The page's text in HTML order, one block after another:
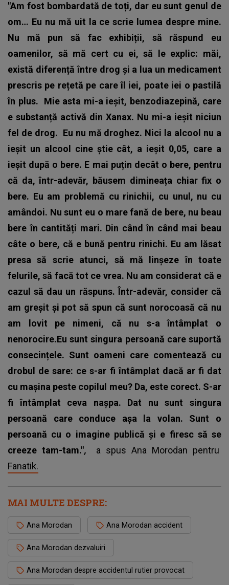
"Am fost bombardată de toți, dar eu sunt genul de
om… Eu nu mă uit la ce scrie lumea despre mine.
Nu mă pun să fac exhibiții, să răspund eu
oamenilor, să mă cert cu ei, să le explic: măi,
există diferență între drog și a lua un medicament
prescris pe rețetă pe care îl iei, poate iei o pastilă
în plus. Mie asta mi-a ieșit, benzodiazepină, care
e substanță activă din Xanax. Nu mi-a ieșit niciun
fel de drog. Eu nu mă droghez. Nici la alcool nu a
ieșit un alcool cine știe cât, a ieșit 0,05, care a
ieșit după o bere. E mai puțin decât o bere, pentru
că da, într-adevăr, băusem dimineața chiar fix o
bere. Eu am problemă cu rinichii, cu unul, nu cu
amândoi. Nu sunt eu o mare fană de bere, nu beau
bere în cantități mari. Din când în când mai beau
câte o bere, că e bună pentru rinichi. Eu am lăsat
presa să scrie atunci, să mă linșeze în toate
felurile, să facă tot ce vrea. Nu am considerat că e
cazul să dau un răspuns. Într-adevăr, consider că
am greșit și pot să spun că sunt norocoasă că nu
am lovit pe nimeni, că nu s-a întâmplat o
nenorocire.Eu sunt singura persoană care suportă
consecințele. Sunt oameni care comentează cu
drobul de sare: ce s-ar fi întâmplat dacă ar fi dat
cu mașina peste copilul meu? Da, este corect. S-ar
fi întâmplat ceva nașpa. Dat nu sunt singura
persoană care conduce așa la volan. Sunt o
persoană cu o imagine publică și e firesc să se
creeze tam-tam.",
a spus Ana Morodan pentru
Fanatik.
MAI MULTE DESPRE:
Ana Morodan Ana Morodan accident
Ana Morodan dezvaluiri
Ana Morodan despre accidentul rutier provocat